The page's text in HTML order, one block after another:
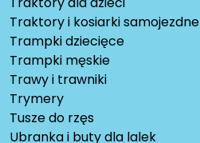
Traktory i kosiarki samojezdne
Trampki dziecięce
Trampki męskie
Trawy i trawniki
Trymery
Tusze do rzęs
Ubranka i buty dla lalek